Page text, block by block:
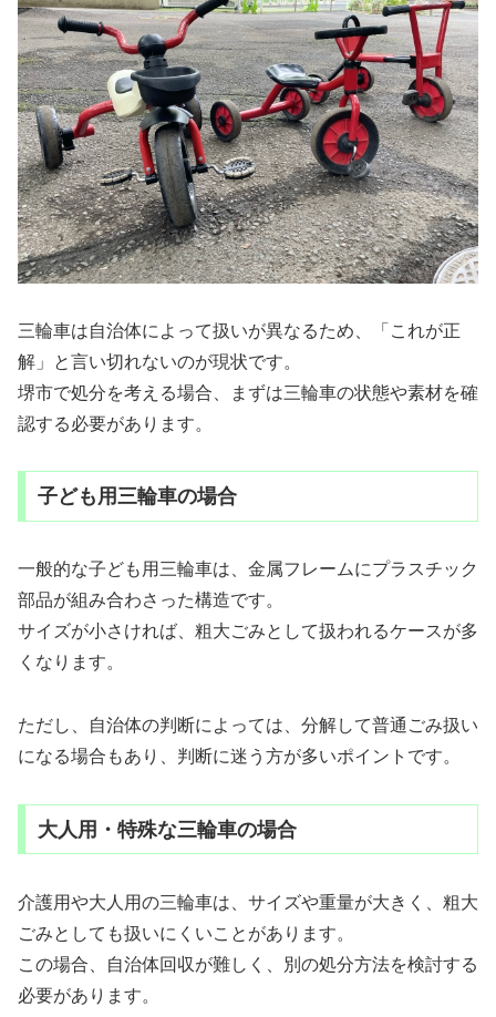
三輪車は自治体によって扱いが異なるため、「これが正
解」と言い切れないのが現状です。
堺市で処分を考える場合、まずは三輪車の状態や素材を確
認する必要があります。
子ども用三輪車の場合
一般的な子ども用三輪車は、金属フレームにプラスチック
部品が組み合わさった構造です。
サイズが小さければ、粗大ごみとして扱われるケースが多
くなります。
ただし、自治体の判断によっては、分解して普通ごみ扱い
になる場合もあり、判断に迷う方が多いポイントです。
大人用・特殊な三輪車の場合
介護用や大人用の三輪車は、サイズや重量が大きく、粗大
ごみとしても扱いにくいことがあります。
この場合、自治体回収が難しく、別の処分方法を検討する
必要があります。